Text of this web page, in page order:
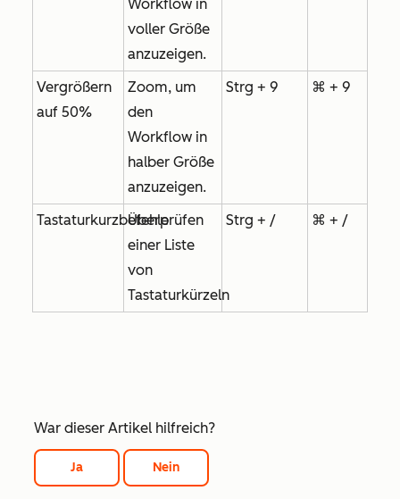
Workflow in
voller Größe
anzuzeigen.
Vergrößern
auf 50%
Zoom, um
den
Workflow in
halber Größe
anzuzeigen.
Strg + 9 ⌘ + 9
Tastaturkurzbefehle
Überprüfen
einer Liste
von
Tastaturkürzeln
Strg + / ⌘ + /
War dieser Artikel hilfreich?
Ja Nein